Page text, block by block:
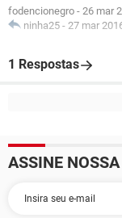
fodencionegro - 26 mar
ninha25 - 27 mar
1 Respostas
ASSINE